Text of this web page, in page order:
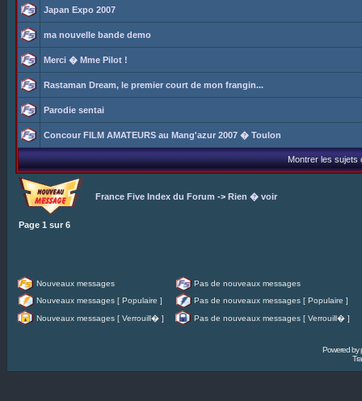
Japan Expo 2007
ma nouvelle bande demo
Merci � Mme Pilot !
Rastaman Dream, le premier court de mon frangin...
Parodie sentai
Concour FILM AMATEURS au Mang'azur 2007 � Toulon
Montrer les sujets
France Five Index du Forum -> Rien � voir
Page 1 sur 6
Nouveaux messages
Pas de nouveaux messages
Nouveaux messages [ Populaire ]
Pas de nouveaux messages [ Populaire ]
Nouveaux messages [ Verrouill� ]
Pas de nouveaux messages [ Verrouill� ]
Powered by